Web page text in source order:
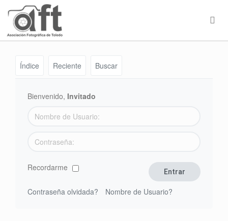
Índice Reciente Buscar
Bienvenido, Invitado
Recordarme
Contraseña olvidada? Nombre de Usuario?